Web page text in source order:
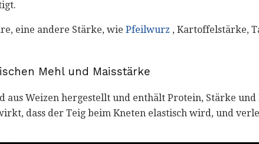
eine andere Stärke, wie Pfeilwurz , Kartoffelstärke,
Mehl und Maisstärke
aus Weizen hergestellt und enthält Protein, Stärke und
dass der Teig beim Kneten elastisch wird, und